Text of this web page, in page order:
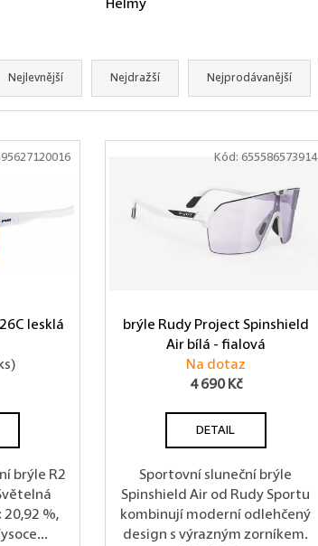
Helmy
Nejlevnější Nejdražší Nejprodávanější
lesklá
brýle R2
%,
brýle Rudy Project Spinshield
Air bílá - fialová
Na dotaz
4 690 Kč
DETAIL
Sportovní sluneční brýle
Spinshield Air od Rudy Sportu
kombinují moderní odlehčený
design s výrazným zorníkem.
Kód: 655586573914